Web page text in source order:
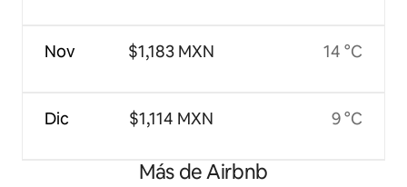
Nov
Dic
$1,183 MXN
$1,114 MXN
14 °C
9 °C
Más de Airbnb